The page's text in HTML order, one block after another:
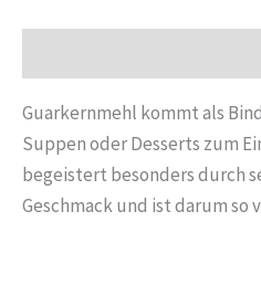
Guarkernmehl kommt als
Suppen oder Desserts zum
begeistert besonders durch
Geschmack und ist darum so